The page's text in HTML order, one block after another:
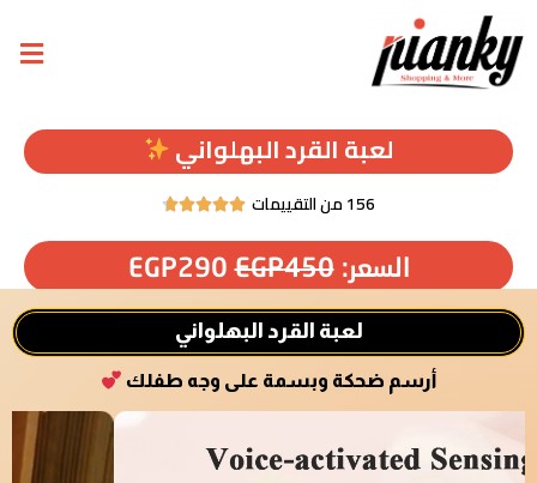
لعبة القرد البهلواني
156 من التقييمات 




السعر: EGP450
EGP290
لعبة القرد البهلواني
أرسم ضحكة وبسمة على وجه طفلك